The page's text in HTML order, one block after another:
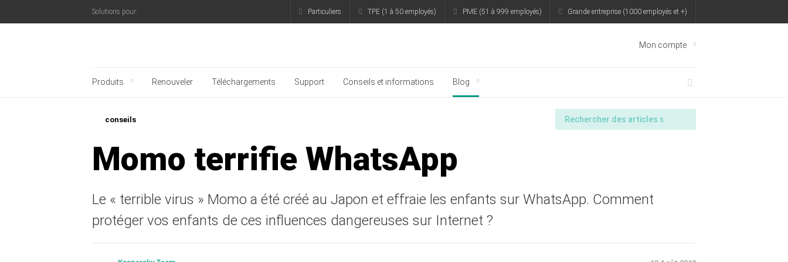
Solutions pour: Particuliers TPE (1 à 50 employés) PME (51 à 999 employés) Grande entreprise (1000 employés et +)
Mon compte
Produits Renouveler Téléchargements Support Conseils et informations Blog
conseils
Momo terrifie WhatsApp
Le « terrible virus » Momo a été créé au Japon et effraie les enfants sur WhatsApp. Comment
protéger vos enfants de ces influences dangereuses sur Internet ?